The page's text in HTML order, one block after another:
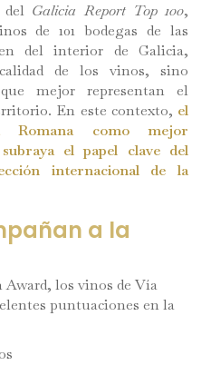
del Galicia Report Top 100,
de 101 bodegas de las
del interior de Galicia,
de los vinos, sino
mejor representan el
En este contexto, el
Romana como mejor
el papel clave del
internacional de la
a la
los vinos de Vía
puntuaciones en la